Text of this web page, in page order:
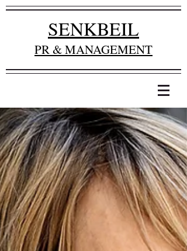
SENKBEIL
PR & MANAGEMENT